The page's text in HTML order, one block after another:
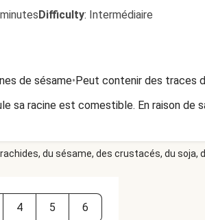
Difficulty: Intermédiaire
de sésame•Peut contenir des traces
racine est comestible. En raison de
du sésame, des crustacés, du soja,
4 5 6